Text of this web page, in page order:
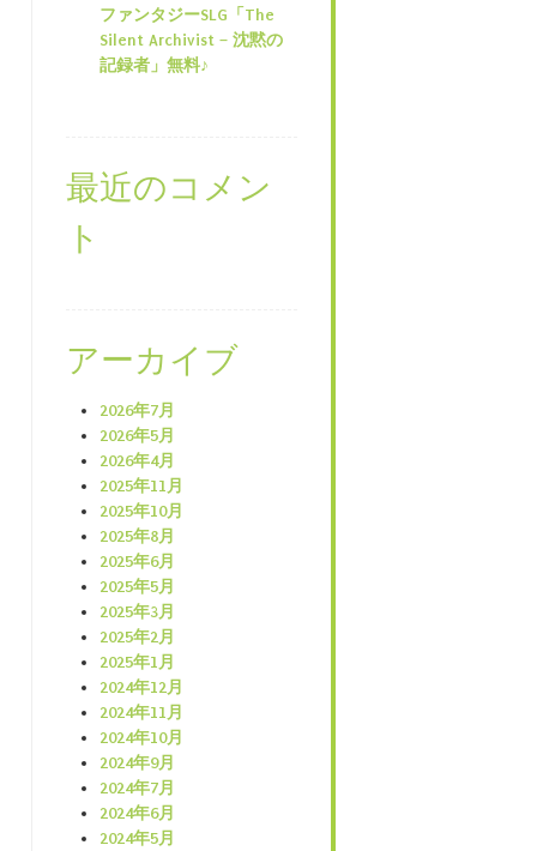
ファンタジーSLG「The
Silent Archivist – 沈黙の
記録者」無料♪
最近のコメン
ト
アーカイブ
2026年7月
2026年5月
2026年4月
2025年11月
2025年10月
2025年8月
2025年6月
2025年5月
2025年3月
2025年2月
2025年1月
2024年12月
2024年11月
2024年10月
2024年9月
2024年7月
2024年6月
2024年5月